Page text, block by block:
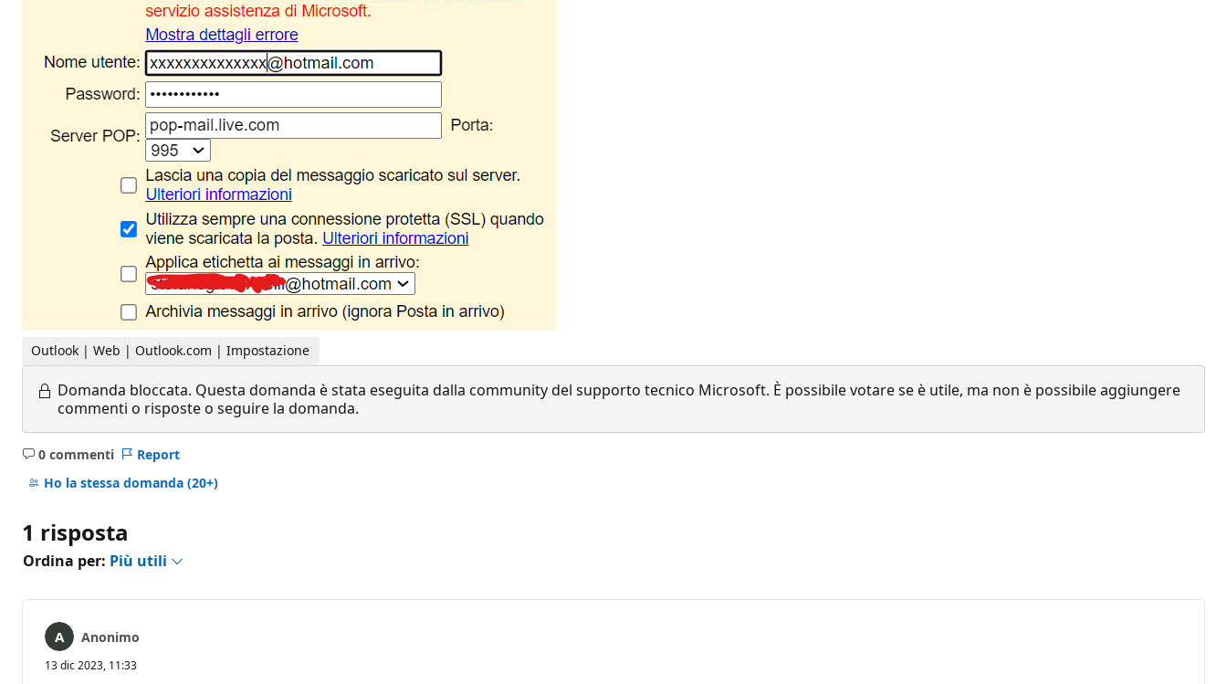
Outlook | Web | Outlook.com | Impostazione
Domanda bloccata. Questa domanda è stata eseguita dalla community del supporto tecnico Microsoft. È possibile votare se è utile, ma non è possibile aggiungere
commenti o risposte o seguire la domanda.
0 commenti
Nessun
commento
Report
Ho la stessa domanda (20+)
1 risposta
Ordina per: Più utili
Anonimo
13 dic 2023, 11:33